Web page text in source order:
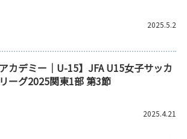
2025.5.2
アカデミー｜U-15】JFA U15女子サッカ
ーグ2025関東1部 第3節
2025.4.21